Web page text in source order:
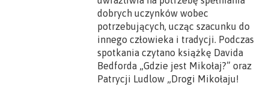
dobrych uczynków wobec
potrzebujących, ucząc szacunku do
innego człowieka i tradycji. Podczas
spotkania czytano książkę Davida
Bedforda „Gdzie jest Mikołaj?” oraz
Patrycji Ludlow „Drogi Mikołaju!